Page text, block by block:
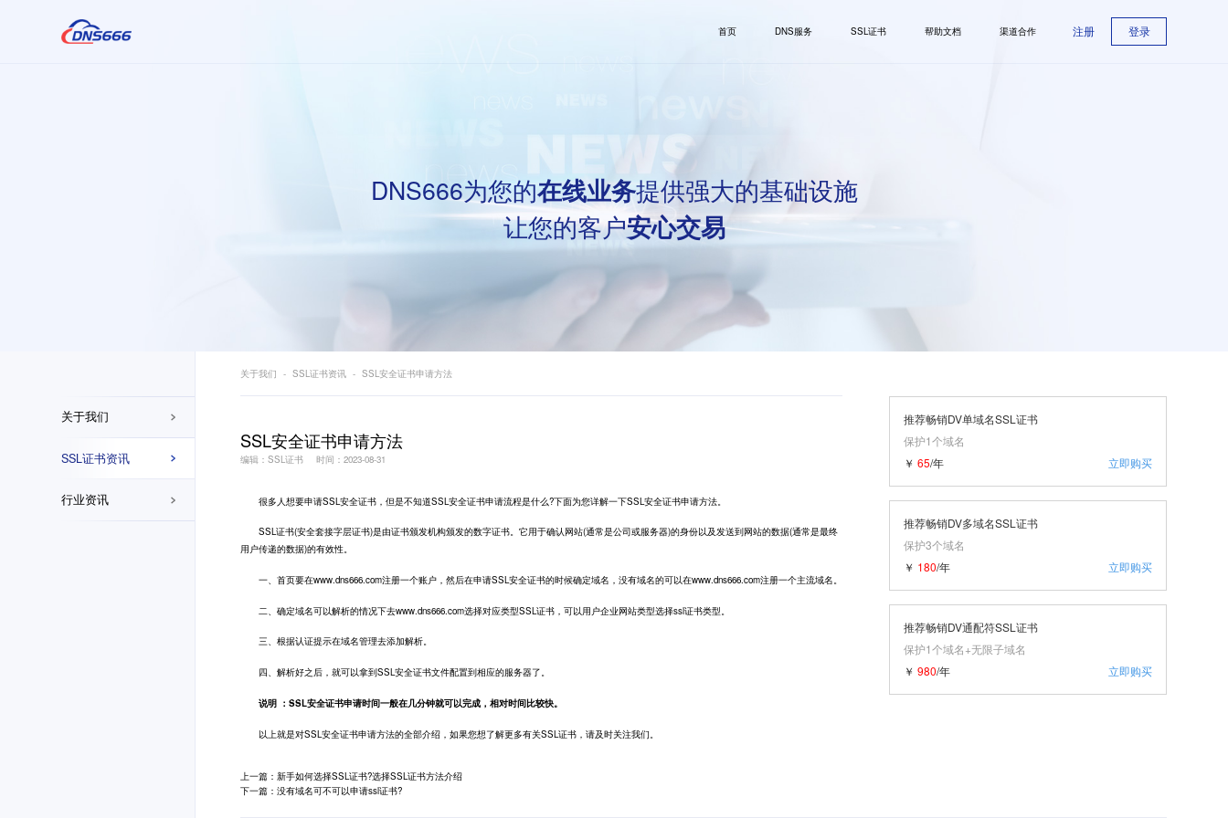
首页 DNS服务 SSL证书 帮助文档 渠道合作 注册 登录
DNS666为您的在线业务提供强大的基础设施
让您的客户安心交易
关于我们
SSL证书资讯
行业资讯
关于我们 SSL证书资讯 SSL安全证书申请方法
SSL安全证书申请方法
编辑：SSL证书 时间：2023-08-31
很多人想要申请SSL安全证书，但是不知道SSL安全证书申请流程是什么?下面为您详解一下SSL安全证书申请方法。
SSL证书(安全套接字层证书)是由证书颁发机构颁发的数字证书。它用于确认网站(通常是公司或服务器)的身份以及发送到网站的数据(通常是最终
用户传递的数据)的有效性。
一、首页要在www.dns666.com注册一个账户，然后在申请SSL安全证书的时候确定域名，没有域名的可以在www.dns666.com注册一个主流域名。
二、确定域名可以解析的情况下去www.dns666.com选择对应类型SSL证书，可以用户企业网站类型选择ssl证书类型。
三、根据认证提示在域名管理去添加解析。
四、解析好之后，就可以拿到SSL安全证书文件配置到相应的服务器了。
说明 ：SSL安全证书申请时间一般在几分钟就可以完成，相对时间比较快。
以上就是对SSL安全证书申请方法的全部介绍，如果您想了解更多有关SSL证书，请及时关注我们。
上一篇：新手如何选择SSL证书?选择SSL证书方法介绍
下一篇：没有域名可不可以申请ssl证书?
推荐畅销DV单域名SSL证书
保护1个域名
立即购买
￥ 65/年
推荐畅销DV多域名SSL证书
保护3个域名
立即购买
￥ 180/年
推荐畅销DV通配符SSL证书
保护1个域名+无限子域名
立即购买
￥ 980/年